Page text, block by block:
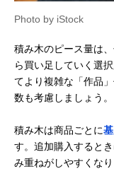
Photo by iStock
積み木のピース量は
ら買い足していく選
てより複雑な「作品
数も考慮しましょう。
積み木は商品ごとに
す。追加購入すると
み重ねがしやすくなり